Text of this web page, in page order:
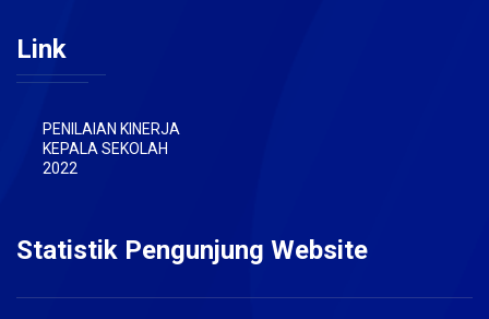
Link
PENILAIAN KINERJA
KEPALA SEKOLAH
2022
Statistik Pengunjung Website